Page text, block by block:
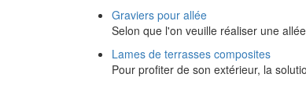
Graviers pour allée
Selon que l'on veuille réaliser une
Lames de terrasses composites
Pour profiter de son extérieur, la